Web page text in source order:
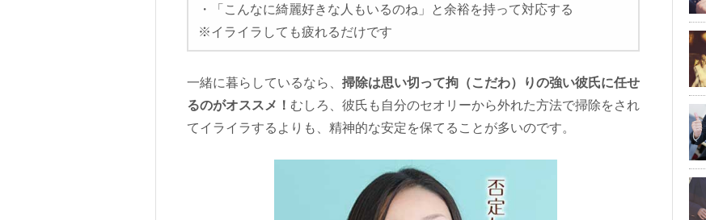
・「こんなに綺麗好きな人もいるのね」と余裕を持って対応する
※イライラしても疲れるだけです
一緒に暮らしているなら、 掃除は思い切って拘（こだわ）りの強い彼氏に任せ
るのがオススメ！ むしろ、彼氏も自分のセオリーから外れた方法で掃除をされ
てイライラするよりも、精神的な安定を保てることが多いのです。